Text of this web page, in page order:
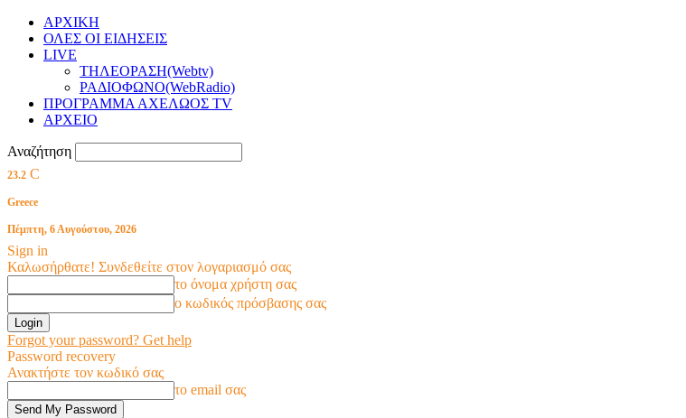
ΑΡΧΙΚΗ
ΟΛΕΣ ΟΙ ΕΙΔΗΣΕΙΣ
LIVE
ΤΗΛΕΟΡΑΣΗ(Webtv)
ΡΑΔΙΟΦΩΝΟ(WebRadio)
ΠΡΟΓΡΑΜΜΑ ΑΧΕΛΩΟΣ TV
ΑΡΧΕΙΟ
Αναζήτηση
23.2 C
Greece
Πέμπτη, 6 Αυγούστου, 2026
Sign in
Καλωσήρθατε! Συνδεθείτε στον λογαριασμό σας
το όνομα χρήστη σας
ο κωδικός πρόσβασης σας
Forgot your password? Get help
Password recovery
Ανακτήστε τον κωδικό σας
το email σας